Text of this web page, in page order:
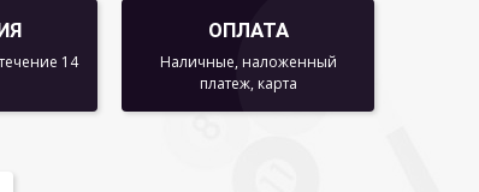
14
ОПЛАТА
Наличные, наложенный
платеж, карта